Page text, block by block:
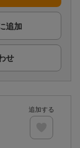
せ
追加する